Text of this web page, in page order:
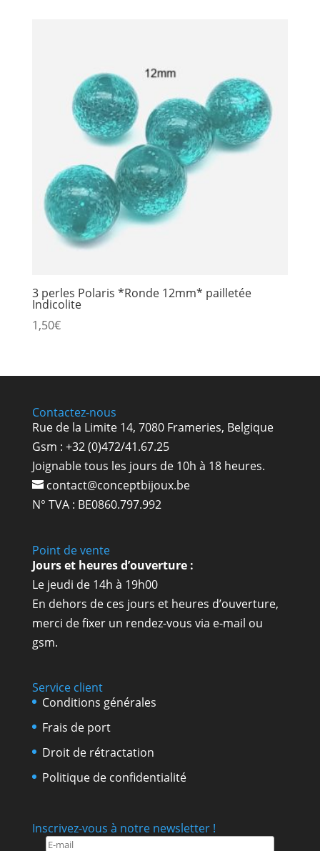
3 perles Polaris *Ronde 12mm* pailletée
Indicolite
1,50€
Contactez-nous
Rue de la Limite 14, 7080 Frameries, Belgique
Gsm : +32 (0)472/41.67.25
Joignable tous les jours de 10h à 18 heures.
contact@conceptbijoux.be
N° TVA : BE0860.797.992
Point de vente
Jours et heures d’ouverture :
Le jeudi de 14h à 19h00
En dehors de ces jours et heures d’ouverture,
merci de fixer un rendez-vous via e-mail ou
gsm.
Service client
Conditions générales
Frais de port
Droit de rétractation
Politique de confidentialité
Inscrivez-vous à notre newsletter !